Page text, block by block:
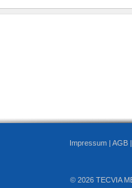
Impressum | AGB
© 2026 TECVIA